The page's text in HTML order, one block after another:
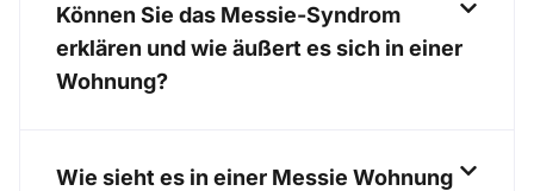
Können Sie das Messie-Syndrom
erklären und wie äußert es sich in einer
Wohnung?
Wie sieht es in einer Messie Wohnung